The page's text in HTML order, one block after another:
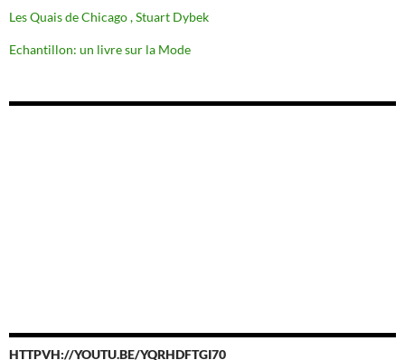
Les Quais de Chicago , Stuart Dybek
Echantillon: un livre sur la Mode
HTTPVH://YOUTU.BE/YQRHDFTGI70